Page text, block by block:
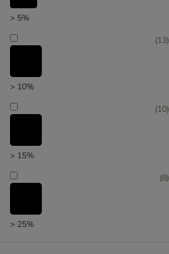
> 5%
> 10%
(13)
> 15%
(10)
> 25%
(8)